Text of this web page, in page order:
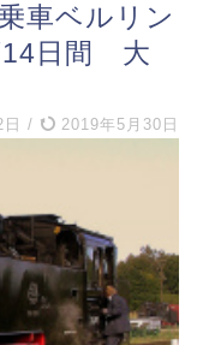
車ベルリン
14日間 大
/ 2019年5月30日